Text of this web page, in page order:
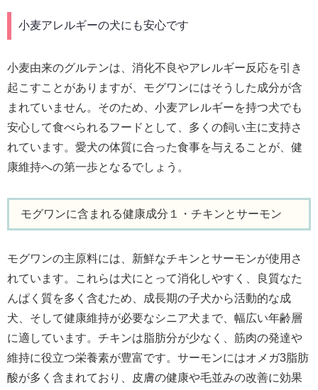
小麦アレルギーの犬にも安心です
小麦由来のグルテンは、消化不良やアレルギー反応を引き
起こすことがありますが、モグワンにはそうした成分が含
まれていません。そのため、小麦アレルギーを持つ犬でも
安心して食べられるフードとして、多くの飼い主に支持さ
れています。愛犬の体質に合った食事を与えることが、健
康維持への第一歩となるでしょう。
モグワンに含まれる健康成分１・チキンとサーモン
モグワンの主原料には、新鮮なチキンとサーモンが使用さ
れています。これらは犬にとって消化しやすく、良質なた
んぱく質を多く含むため、成長期の子犬から活動的な成
犬、そして健康維持が必要なシニア犬まで、幅広い年齢層
に適しています。チキンは脂肪分が少なく、筋肉の発達や
維持に役立つ栄養素が豊富です。サーモンにはオメガ3脂肪
酸が多く含まれており、皮膚の健康や毛並みの改善に効果